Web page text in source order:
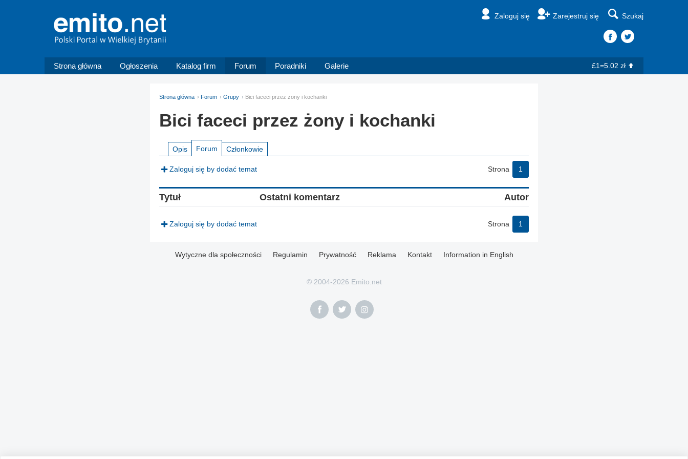
Zaloguj się Zarejestruj się Szukaj
Strona główna Ogłoszenia Katalog firm Forum Poradniki Galerie £1=5.02 zł
Strona główna Forum Grupy Bici faceci przez żony i kochanki
Bici faceci przez żony i kochanki
Opis Forum Członkowie
Zaloguj się by dodać temat Strona 1
Tytuł Ostatni komentarz Autor
Zaloguj się by dodać temat Strona 1
Wytyczne dla społeczności Regulamin Prywatność Reklama Kontakt Information in English
© 2004-2026 Emito.net